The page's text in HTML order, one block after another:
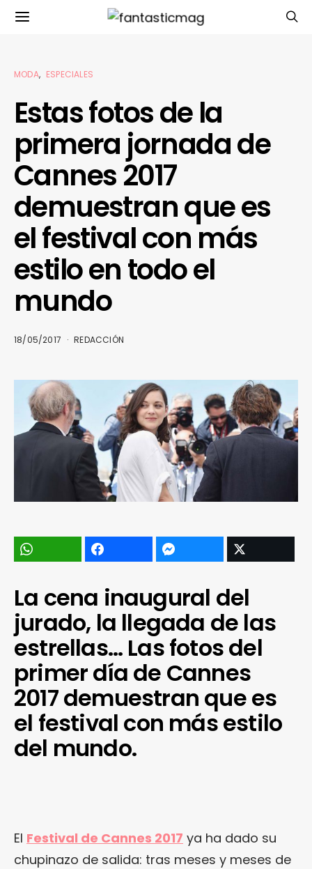
MODA ESPECIALES
Estas fotos de la
primera jornada de
Cannes 2017
demuestran que es
el festival con más
estilo en todo el
mundo
18/05/2017 REDACCIÓN
La cena inaugural del
jurado, la llegada de las
estrellas… Las fotos del
primer día de Cannes
2017 demuestran que es
el festival con más estilo
del mundo.
El Festival de Cannes 2017 ya ha dado su
chupinazo de salida: tras meses y meses de